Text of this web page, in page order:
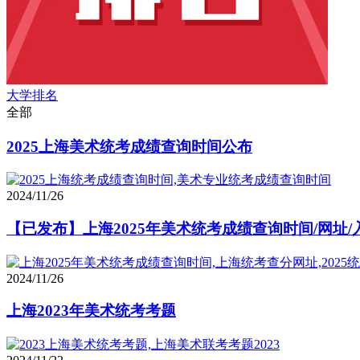
大学排名
全部
2025上海美术统考成绩查询时间公布
2024/11/26
【已发布】上海2025年美术统考成绩查询时间/网址/
2024/11/26
上海2023年美术统考考题